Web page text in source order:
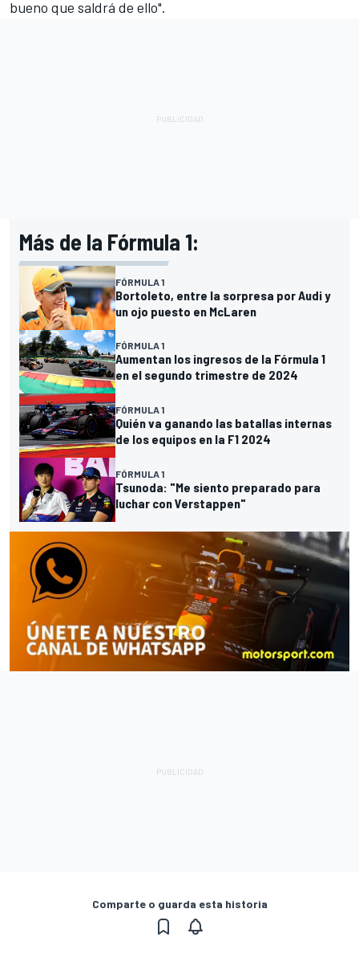
bueno que saldrá de ello".
Más de la Fórmula 1:
FÓRMULA 1
Bortoleto, entre la sorpresa por Audi y
un ojo puesto en McLaren
FÓRMULA 1
Aumentan los ingresos de la Fórmula 1
en el segundo trimestre de 2024
FÓRMULA 1
Quién va ganando las batallas internas
de los equipos en la F1 2024
FÓRMULA 1
Tsunoda: "Me siento preparado para
luchar con Verstappen"
Comparte o guarda esta historia